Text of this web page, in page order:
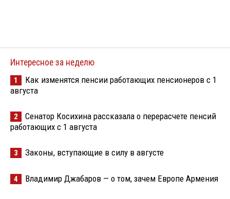
Интересное за неделю
1
Как изменятся пенсии работающих пенсионеров с 1
августа
2
Сенатор Косихина рассказала о перерасчете пенсий
работающих с 1 августа
3 Законы, вступающие в силу в августе
4 Владимир Джабаров — о том, зачем Европе Армения